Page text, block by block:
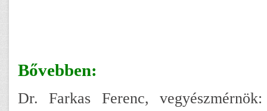
Bővebben:
Dr. Farkas Ferenc, vegyészmérnök: